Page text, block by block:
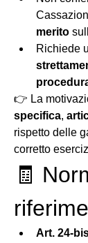
merito
Richiede
specifica,
rispetto delle
corretto
🧾
Art. 24-